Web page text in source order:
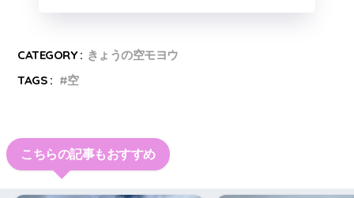
CATEGORY : きょうの空モヨウ
TAGS :
空
こちらの記事もおすすめ